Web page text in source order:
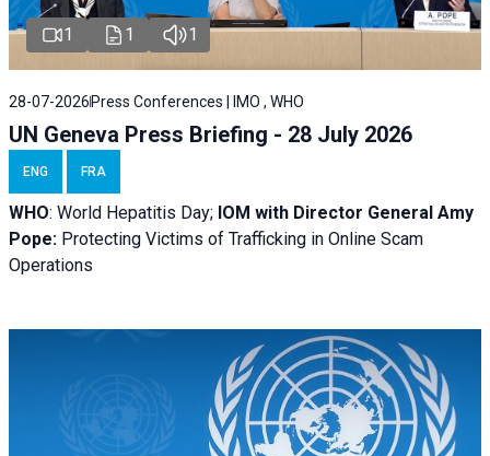
1 1 1
28-07-2026Press Conferences | IMO , WHO
UN Geneva Press Briefing - 28 July 2026
ENG FRA
WHO: World Hepatitis Day; IOM with Director General Amy
Pope: Protecting Victims of Trafficking in Online Scam
Operations